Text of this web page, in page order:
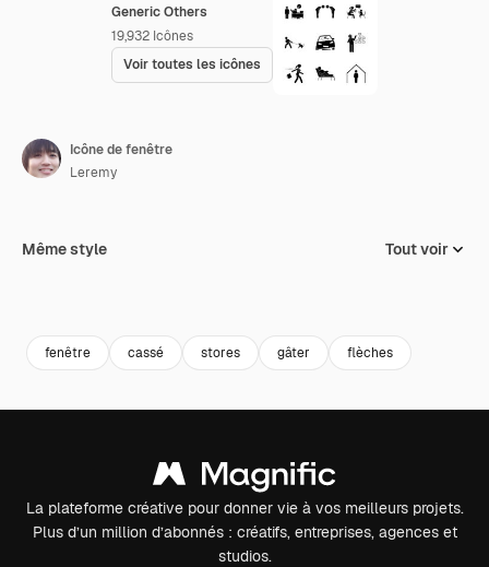
Generic Others
19,932 Icônes
Voir toutes les icônes
Icône de fenêtre
Leremy
Même style Tout voir
fenêtre cassé stores gâter flèches
La plateforme créative pour donner vie à vos meilleurs projets.
Plus d’un million d’abonnés : créatifs, entreprises, agences et
studios.